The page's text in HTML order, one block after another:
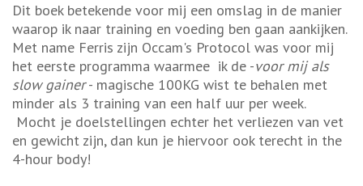
Dit boek betekende voor mij een omslag in de manier
waarop ik naar training en voeding ben gaan aankijken.
Met name Ferris zijn Occam's Protocol was voor mij
het eerste programma waarmee ik de -voor mij als
slow gainer- magische 100KG wist te behalen met
minder als 3 training van een half uur per week.
Mocht je doelstellingen echter het verliezen van vet
en gewicht zijn, dan kun je hiervoor ook terecht in the
4-hour body!